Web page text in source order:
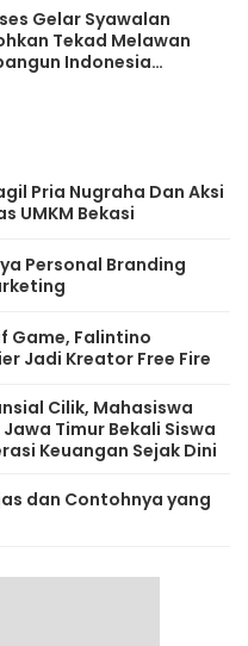
Gelar Syawalan
Tekad Melawan
Indonesia
Pria Nugraha Dan Aksi
UMKM Bekasi
Personal Branding
Game, Falintino
Jadi Kreator Free Fire
Cilik, Mahasiswa
Jawa Timur Bekali Siswa
Keuangan Sejak Dini
dan Contohnya yang